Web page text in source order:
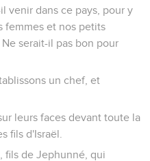
venir dans ce pays, pour y
femmes et nos petits
serait-il pas bon pour
un chef, et
leurs faces devant toute la
fils d'Israël.
fils de Jephunné, qui